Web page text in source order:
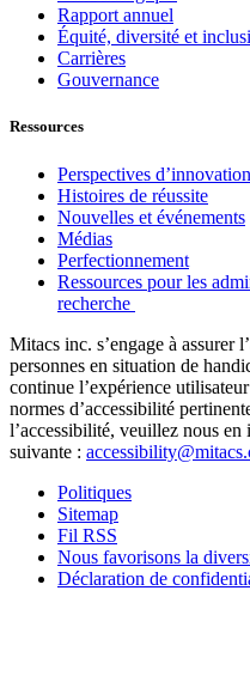
Rapport annuel
Équité, diversité et
Carrières
Gouvernance
Ressources
Perspectives d’innovation
Histoires de réussite
Nouvelles et événements
Médias
Perfectionnement
Ressources pour les
recherche
Mitacs inc. s’engage à assurer
personnes en situation de
continue l’expérience
normes d’accessibilité
l’accessibilité, veuillez nous
suivante :
Politiques
Sitemap
Fil RSS
Nous favorisons la
Déclaration de